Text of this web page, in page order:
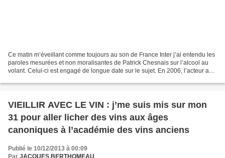
Ce matin m’éveillant comme toujours au son de France Inter j’ai entendu les
paroles mesurées et non moralisantes de Patrick Chesnais sur l’alcool au
volant. Celui-ci est engagé de longue date sur le sujet. En 2006, l’acteur a
VIEILLIR AVEC LE VIN : j’me suis mis sur mon
31 pour aller licher des vins aux âges
canoniques à l’académie des vins anciens
Publié le 10/12/2013 à 00:09
Par JACQUES BERTHOMEAU